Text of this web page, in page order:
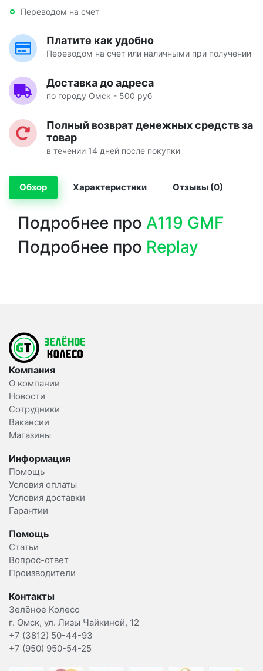
Переводом на счет
Платите как удобно
Переводом на счет или наличными при получении
Доставка до адреса
по городу Омск - 500 руб
Полный возврат денежных средств за
товар
в течении 14 дней после покупки
Обзор Характеристики Отзывы (0)
Подробнее про A119 GMF
Подробнее про Replay
Компания
О компании
Новости
Сотрудники
Вакансии
Магазины
Информация
Помощь
Условия оплаты
Условия доставки
Гарантии
Помощь
Статьи
Вопрос-ответ
Производители
Контакты
Зелёное Колесо
г. Омск, ул. Лизы Чайкиной, 12
+7 (3812) 50-44-93
+7 (950) 950-54-25